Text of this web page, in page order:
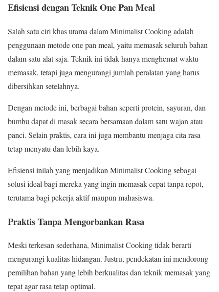
Efisiensi dengan Teknik One Pan Meal
Salah satu ciri khas utama dalam Minimalist Cooking adalah
penggunaan metode one pan meal, yaitu memasak seluruh bahan
dalam satu alat saja. Teknik ini tidak hanya menghemat waktu
memasak, tetapi juga mengurangi jumlah peralatan yang harus
dibersihkan setelahnya.
Dengan metode ini, berbagai bahan seperti protein, sayuran, dan
bumbu dapat di masak secara bersamaan dalam satu wajan atau
panci. Selain praktis, cara ini juga membantu menjaga cita rasa
tetap menyatu dan lebih kaya.
Efisiensi inilah yang menjadikan Minimalist Cooking sebagai
solusi ideal bagi mereka yang ingin memasak cepat tanpa repot,
terutama bagi pekerja aktif maupun mahasiswa.
Praktis Tanpa Mengorbankan Rasa
Meski terkesan sederhana, Minimalist Cooking tidak berarti
mengurangi kualitas hidangan. Justru, pendekatan ini mendorong
pemilihan bahan yang lebih berkualitas dan teknik memasak yang
tepat agar rasa tetap optimal.